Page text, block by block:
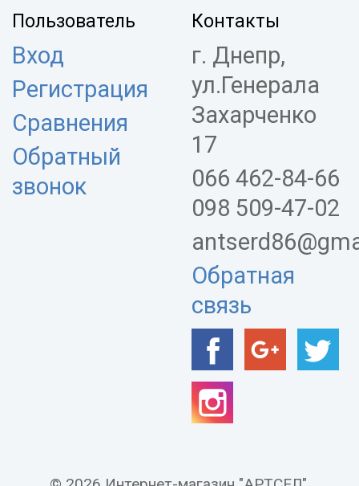
Пользователь
Вход
Регистрация
Сравнения
Обратный
звонок
Контакты
г. Днепр,
ул.Генерала
Захарченко
17
066 462-84-66
098 509-47-02
Обратная
связь